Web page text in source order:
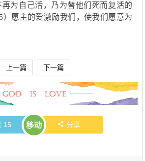
为自己活，乃为替他们死而复活的
）愿主的爱激励我们，使我们愿意为
上一篇 下一篇
15 移动 分享